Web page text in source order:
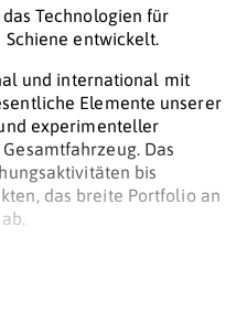
Technologien für
entwickelt.
und international mit
Elemente unserer
experimenteller
Das
bis
das breite Portfolio an